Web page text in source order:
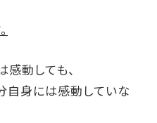
動しても、
自身には感動していな